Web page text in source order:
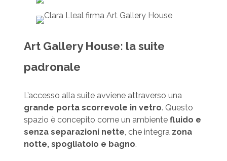
Art Gallery House: la suite
padronale
L’accesso alla suite avviene attraverso una
grande porta scorrevole in vetro. Questo
spazio è concepito come un ambiente fluido e
senza separazioni nette, che integra zona
notte, spogliatoio e bagno.